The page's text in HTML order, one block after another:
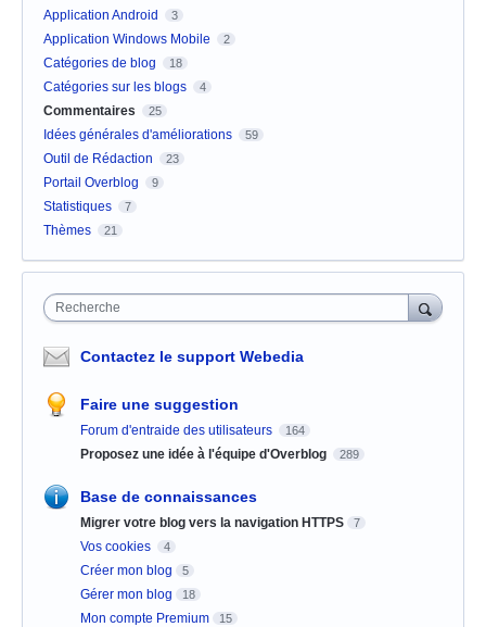
Application Android 3
Application Windows Mobile 2
Catégories de blog 18
Catégories sur les blogs 4
Commentaires 25
Idées générales d'améliorations 59
Outil de Rédaction 23
Portail Overblog 9
Statistiques 7
Thèmes 21
Recherche
Contactez le support Webedia
Faire une suggestion
Forum d'entraide des utilisateurs 164
Proposez une idée à l'équipe d'Overblog 289
Base de connaissances
Migrer votre blog vers la navigation HTTPS 7
Vos cookies 4
Créer mon blog 5
Gérer mon blog 18
Mon compte Premium 15